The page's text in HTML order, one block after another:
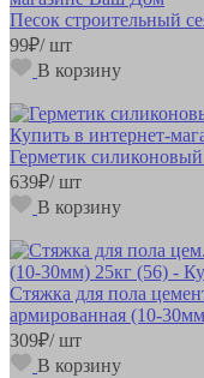
Песок строительный
99₽/ шт
В корзину
Герметик
639₽/ шт
В корзину
Стяжка для пола
армированная (10-
309₽/ шт
В корзину